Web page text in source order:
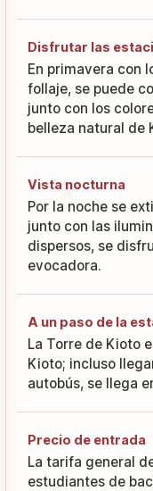
Disfrutar las
En primavera con
follaje, se puede
junto con los
belleza natural de
Vista nocturna
Por la noche se
junto con las
dispersos, se
evocadora.
A un paso de la
La Torre de Kioto
Kioto; incluso
autobús, se llega
Precio de entrada
La tarifa general
estudiantes de